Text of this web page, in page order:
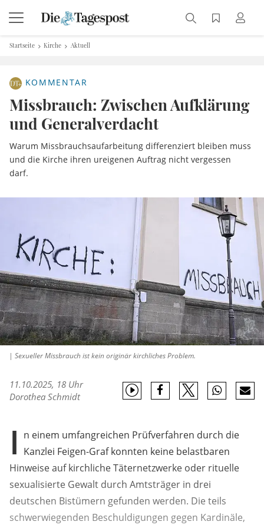
Startseite Kirche Aktuell
KOMMENTAR
Missbrauch: Zwischen Aufklärung
und Generalverdacht
Warum Missbrauchsaufarbeitung differenziert bleiben muss
und die Kirche ihren ureigenen Auftrag nicht vergessen
darf.
| Sexueller Missbrauch ist kein originär kirchliches Problem.
11.10.2025, 18 Uhr
Dorothea Schmidt
I n einem umfangreichen Prüfverfahren durch die
Kanzlei Feigen-Graf konnten keine belastbaren
Hinweise auf kirchliche Täternetzwerke oder rituelle
sexualisierte Gewalt durch Amtsträger in drei
deutschen Bistümern gefunden werden. Die teils
schwerwiegenden Beschuldigungen gegen Kardinäle,